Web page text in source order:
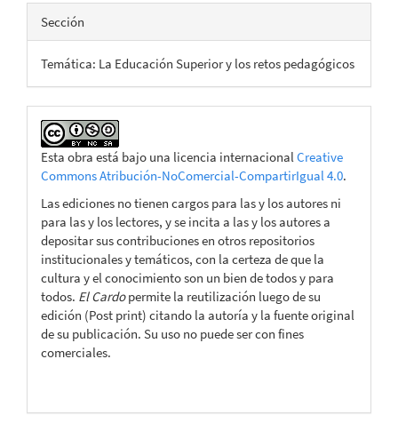
Sección
Temática: La Educación Superior y los retos pedagógicos
Esta obra está bajo una licencia internacionalCreative
Commons Atribución-NoComercial-CompartirIgual 4.0.
Las ediciones no tienen cargos para las y los autores ni
para las y los lectores, y se incita a las y los autores a
depositar sus contribuciones en otros repositorios
institucionales y temáticos, con la certeza de que la
cultura y el conocimiento son un bien de todos y para
todos. El Cardopermite la reutilización luego de su
edición (Post print) citando la autoría y la fuente original
de su publicación. Su uso no puede ser con fines
comerciales.